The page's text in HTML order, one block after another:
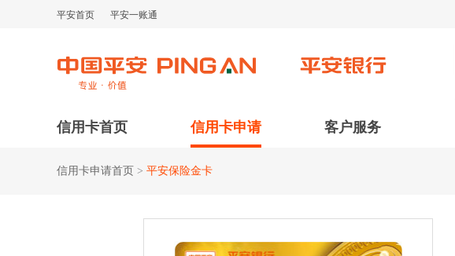
平安首页 平安一账通
信用卡首页 信用卡申请 客户服务
信用卡申请首页 > 平安保险金卡